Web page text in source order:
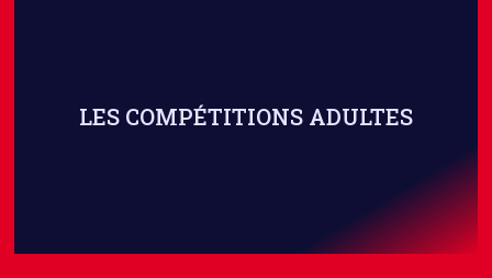
LES COMPÉTITIONS ADULTES